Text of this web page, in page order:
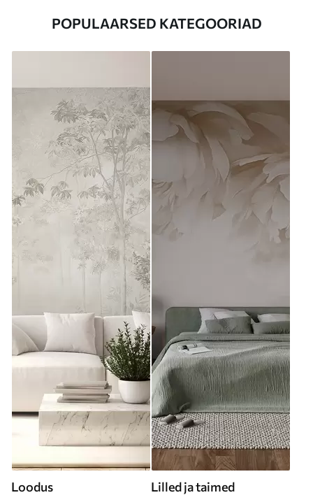
POPULAARSED KATEGOORIAD
Loodus Lilled ja taimed